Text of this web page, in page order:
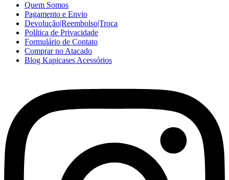
Quem Somos
Pagamento e Envio
Devolução|Reembolso|Troca
Política de Privacidade
Formulário de Contato
Comprar no Atacado
Blog Kapicases Acessórios